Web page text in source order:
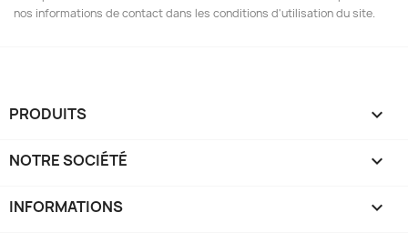
nos informations de contact dans les conditions d'utilisation du site.
PRODUITS 
NOTRE SOCIÉTÉ 
INFORMATIONS keyboard_arrow_down